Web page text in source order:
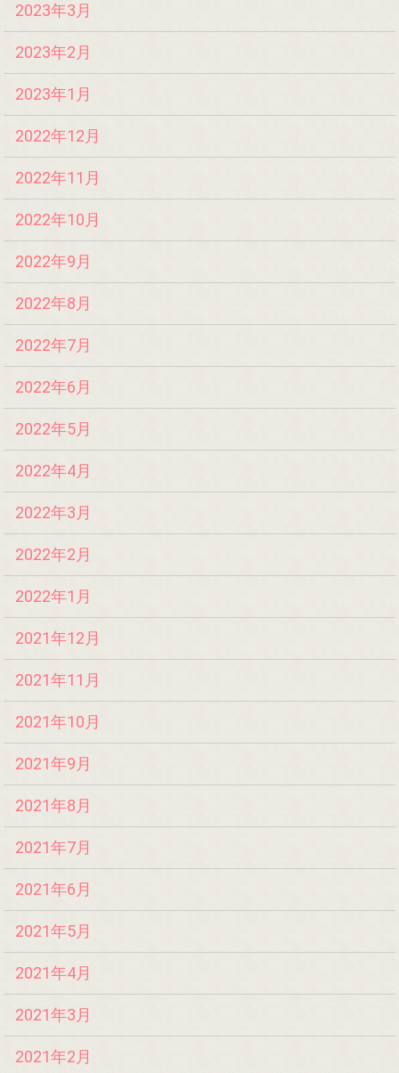
2023年3月
2023年2月
2023年1月
2022年12月
2022年11月
2022年10月
2022年9月
2022年8月
2022年7月
2022年6月
2022年5月
2022年4月
2022年3月
2022年2月
2022年1月
2021年12月
2021年11月
2021年10月
2021年9月
2021年8月
2021年7月
2021年6月
2021年5月
2021年4月
2021年3月
2021年2月